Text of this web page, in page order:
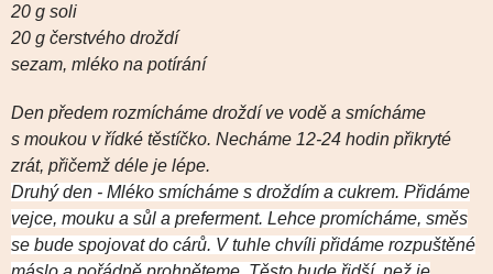
20 g soli
20 g čerstvého droždí
sezam, mléko na potírání
Den předem rozmícháme droždí ve vodě a smícháme
s moukou v řídké těstíčko. Necháme 12-24 hodin přikryté
zrát, přičemž déle je lépe.
Druhý den - Mléko smícháme s droždím a cukrem. Přidáme
vejce, mouku a sůl a preferment. Lehce promícháme, směs
se bude spojovat do cárů. V tuhle chvíli přidáme rozpuštěné